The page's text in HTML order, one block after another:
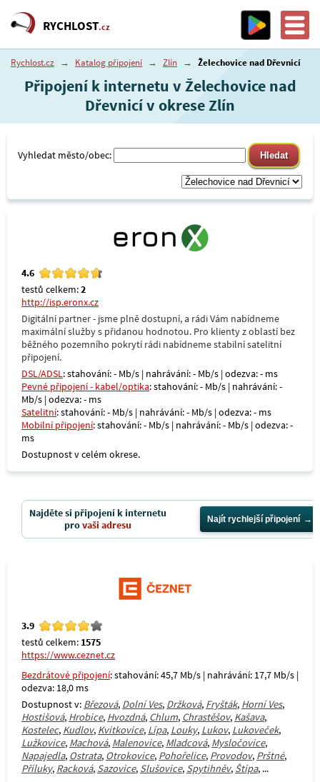
RYCHLOST.cz
Rychlost.cz → Katalog připojení → Zlín → Želechovice nad Dřevnicí
Připojení k internetu v Želechovice nad
Dřevnicí v okrese Zlín
Vyhledat město/obec:
4.6
testů celkem:2
http://isp.eronx.cz
Digitální partner - jsme plně dostupní, a rádi Vám nabídneme
maximální služby s přidanou hodnotou. Pro klienty z oblastí bez
běžného pozemního pokrytí rádi nabídneme stabilní satelitní
připojení.
DSL/ADSL: stahování: - Mb/s | nahrávání: - Mb/s | odezva: - ms
Pevné připojení - kabel/optika: stahování: - Mb/s | nahrávání: -
Mb/s | odezva: - ms
Satelitní: stahování: - Mb/s | nahrávání: - Mb/s | odezva: - ms
Mobilní připojení: stahování: - Mb/s | nahrávání: - Mb/s | odezva: -
ms
Dostupnost v celém okrese.
Najděte si připojení k internetu
provaši adresu Najít rychlejší připojení
3.9
testů celkem: 1575
https://www.ceznet.cz
Bezdrátové připojení: stahování: 45,7 Mb/s | nahrávání: 17,7 Mb/s |
odezva: 18,0 ms
Dostupnost v: Březová, Dolní Ves, Držková, Fryšták, Horní Ves,
Hostišová, Hrobice, Hvozdná, Chlum, Chrastěšov, Kašava,
Kostelec, Kudlov, Kvítkovice, Lípa, Louky, Lukov, Lukoveček,
Lužkovice, Machová, Malenovice, Mladcová, Mysločovice,
Napajedla, Ostrata, Otrokovice, Pohořelice, Provodov, Prštné,
Příluky, Racková, Sazovice, Slušovice, Spytihněv, Štípa, ...